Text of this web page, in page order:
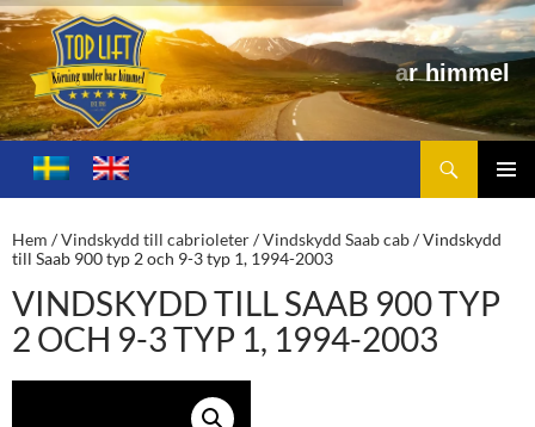
e
Toplift.se – för körning under bar himmel
HOPPA
TILL
Hem /Vindskydd till cabrioleter/Vindskydd Saab cab/ Vindskydd
till Saab 900 typ 2 och 9-3 typ 1, 1994-2003
VINDSKYDD TILL SAAB 900 TYP
2 OCH 9-3 TYP 1, 1994-2003